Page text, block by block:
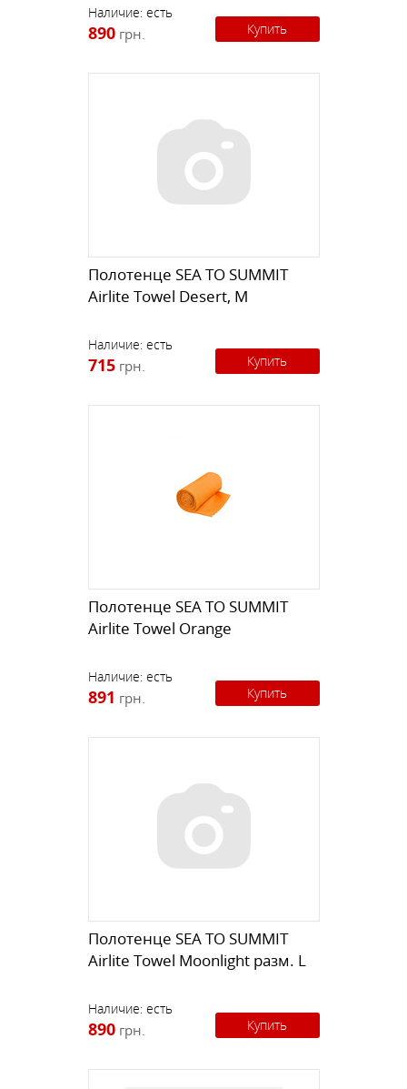
Наличие: есть
890 грн. Купить
Полотенце SEA TO SUMMIT
Airlite Towel Desert, M
Наличие: есть
715 грн. Купить
Полотенце SEA TO SUMMIT
Airlite Towel Orange
Наличие: есть
891 грн. Купить
Полотенце SEA TO SUMMIT
Airlite Towel Moonlight разм. L
Наличие: есть
890 грн. Купить